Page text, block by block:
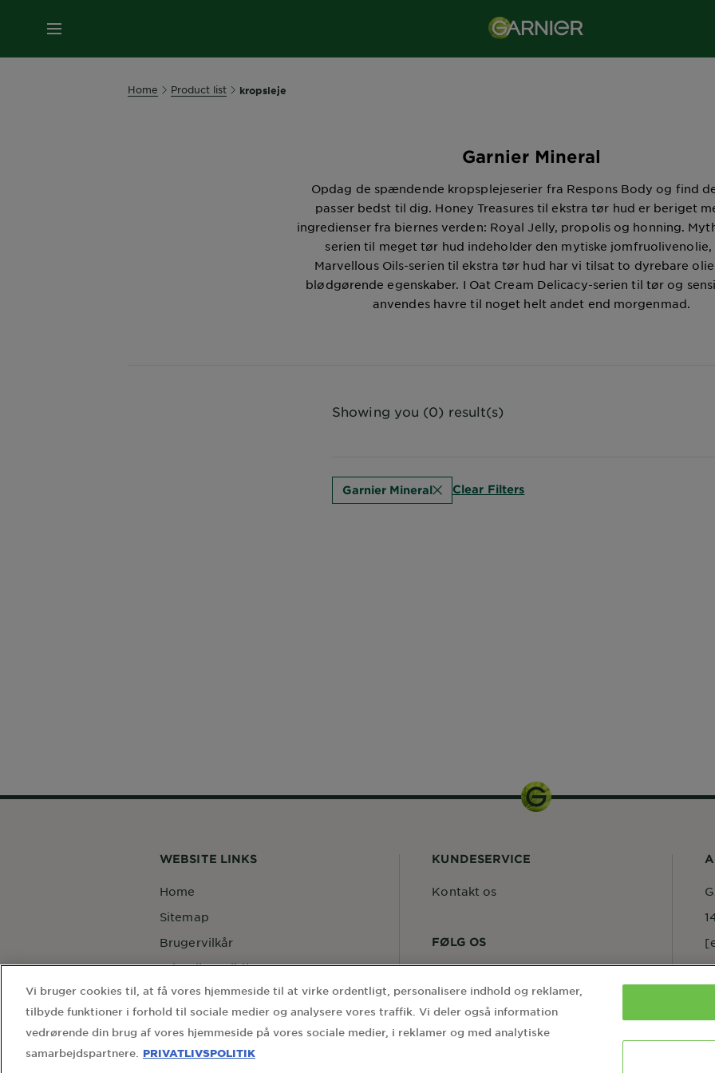
MENU
Home Product list kropsleje
Garnier Mineral
Opdag de spændende kropsplejeserier fra Respons Body og find
passer bedst til dig. Honey Treasures til ekstra tør hud er beriget
ingredienser fra biernes verden: Royal Jelly, propolis og honning.
serien til meget tør hud indeholder den mytiske jomfruolivenolie,
Marvellous Oils-serien til ekstra tør hud har vi tilsat to dyrebare
blødgørende egenskaber. I Oat Cream Delicacy-serien til tør og
anvendes havre til noget helt andet end morgenmad.
Showing you (0) result(s)
Garnier Mineral Clear Filters
WEBSITE LINKS
Home
Sitemap
Brugervilkår
Privatlivspolitik
Cookie-inställningar
Kontakt vores
databeskyttelsesrådgiver
Country
KUNDESERVICE
Kontakt os
FØLG OS
Vi bruger cookies til, at få vores hjemmeside til at virke ordentligt, personalisere indhold og reklamer,
tilbyde funktioner i forhold til sociale medier og analysere vores traffik. Vi deler også information
vedrørende din brug af vores hjemmeside på vores sociale medier, i reklamer og med analytiske
samarbejdspartnere.
PRIVATLIVSPOLITIK